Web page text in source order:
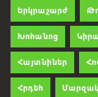
Երկրաշարժ
Խոհանոց
Հայտնիներ
Հրդեհ